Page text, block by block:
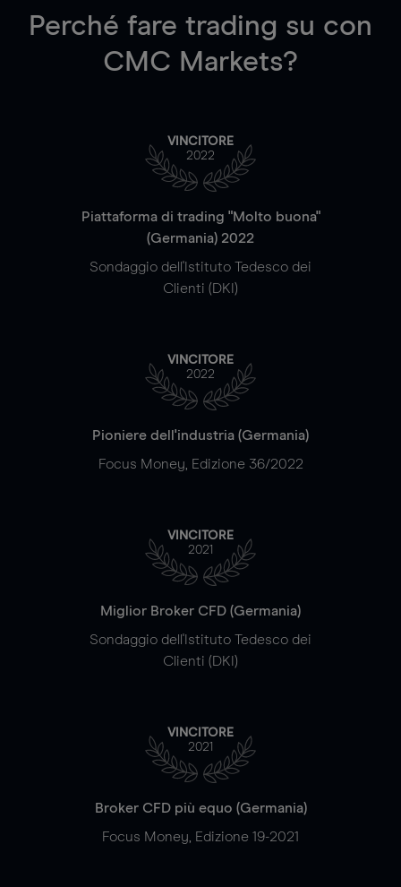
Perché fare trading su con
CMC Markets?
VINCITORE
2022
Piattaforma di trading "Molto buona"
(Germania) 2022
Sondaggio dell'Istituto Tedesco dei
Clienti (DKI)
VINCITORE
2022
Pioniere dell'industria (Germania)
Focus Money, Edizione 36/2022
VINCITORE
2021
Miglior Broker CFD (Germania)
Sondaggio dell'Istituto Tedesco dei
Clienti (DKI)
VINCITORE
2021
Broker CFD più equo (Germania)
Focus Money, Edizione 19-2021